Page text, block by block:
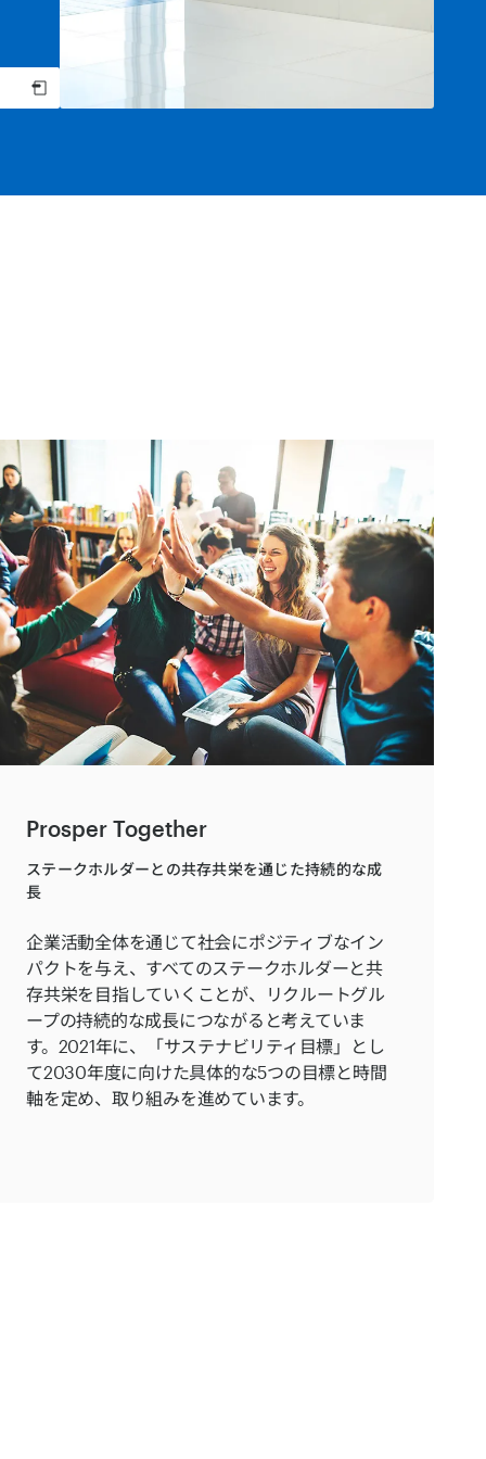
Prosper Together
ステークホルダーとの共存共栄を通じた持続的な成
長
企業活動全体を通じて社会にポジティブなイン
パクトを与え、すべてのステークホルダーと共
存共栄を目指していくことが、リクルートグル
ープの持続的な成長につながると考えていま
す。2021年に、「サステナビリティ目標」とし
て2030年度に向けた具体的な5つの目標と時間
軸を定め、取り組みを進めています。